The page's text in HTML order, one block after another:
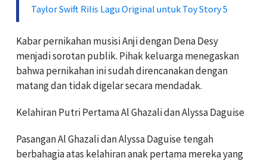
Taylor Swift Rilis Lagu Original untuk Toy Story 5
Kabar pernikahan musisi Anji dengan Dena Desy
menjadi sorotan publik. Pihak keluarga menegaskan
bahwa pernikahan ini sudah direncanakan dengan
matang dan tidak digelar secara mendadak.
Kelahiran Putri Pertama Al Ghazali dan Alyssa Daguise
Pasangan Al Ghazali dan Alyssa Daguise tengah
berbahagia atas kelahiran anak pertama mereka yang